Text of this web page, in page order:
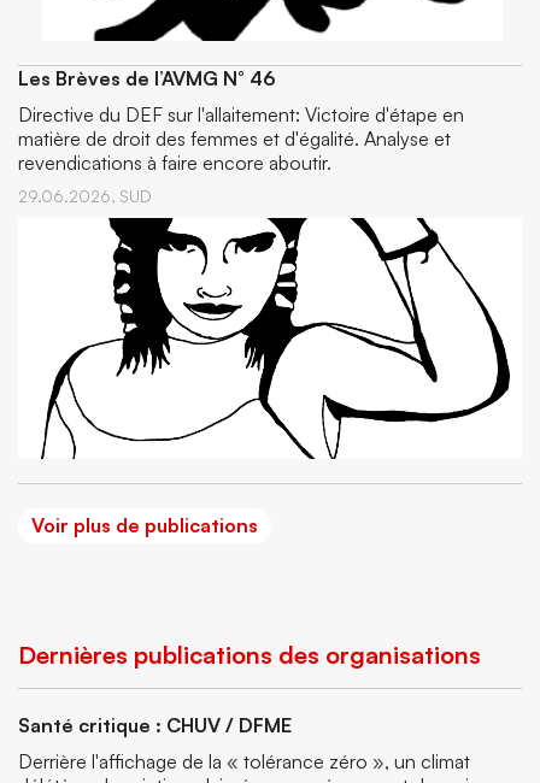
Les Brèves de l’AVMG N° 46
Directive du DEF sur l'allaitement: Victoire d'étape en
matière de droit des femmes et d'égalité. Analyse et
revendications à faire encore aboutir.
29.06.2026, SUD
Voir plus de publications
Dernières publications des organisations
Santé critique : CHUV / DFME
Derrière l'affichage de la « tolérance zéro », un climat